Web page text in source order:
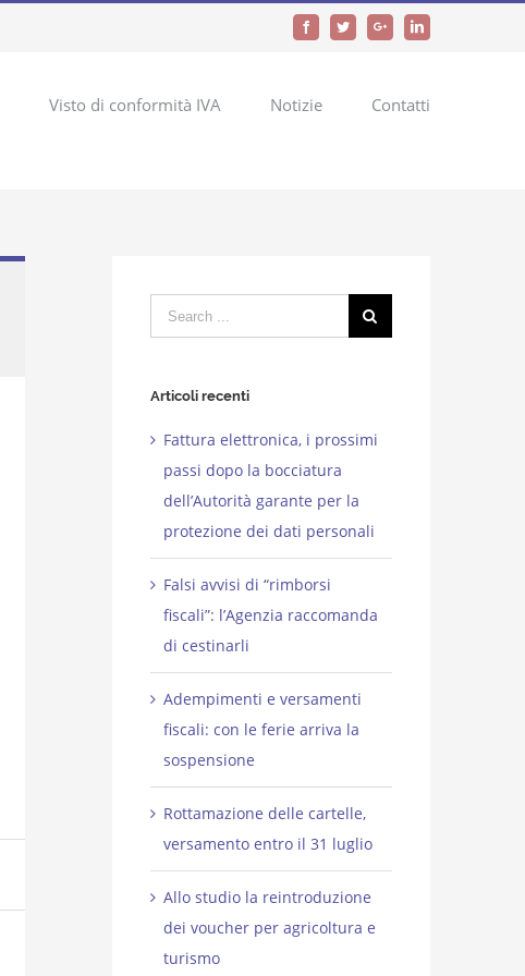
FacebookTwitterGoogle+LinkedIn
Visto di conformità IVA Notizie Contatti
Search
for:
Articoli recenti
Fattura elettronica, i prossimi
passi dopo la bocciatura
dell’Autorità garante per la
protezione dei dati personali
Falsi avvisi di “rimborsi
fiscali”: l’Agenzia raccomanda
di cestinarli
Adempimenti e versamenti
fiscali: con le ferie arriva la
sospensione
Rottamazione delle cartelle,
versamento entro il 31 luglio
Allo studio la reintroduzione
dei voucher per agricoltura e
turismo